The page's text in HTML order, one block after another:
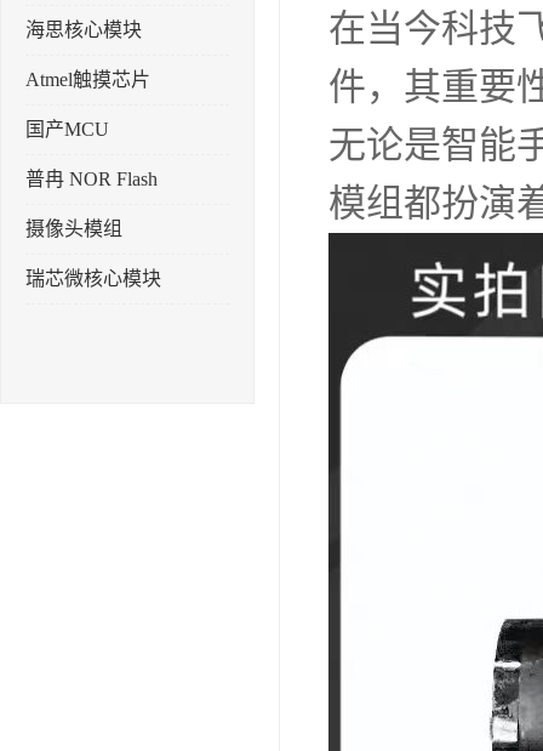
海思核心模块
Atmel触摸芯片
国产MCU
普冉 NOR Flash
摄像头模组
瑞芯微核心模块
在当今科技
件，其重要
无论是智能
模组都扮演